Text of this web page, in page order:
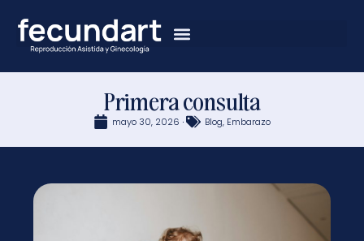
Primera consulta
mayo 30, 2026 Blog, Embarazo